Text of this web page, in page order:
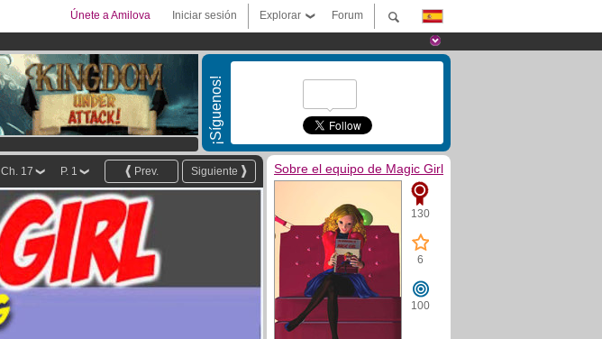
Forum
Explorar
Iniciar sesión
Únete a Amilova
¡Síguenos!
Siguiente
Prev.
P. 1
Ch. 17 Sobre el equipo de Magic Girl
130
6
100